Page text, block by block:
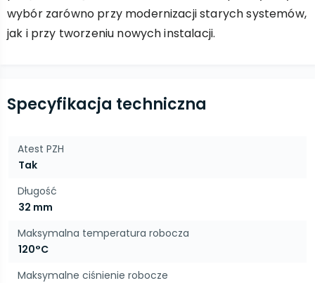
wybór zarówno przy modernizacji starych systemów,
jak i przy tworzeniu nowych instalacji.
Specyfikacja techniczna
Atest PZH
Tak
Długość
32 mm
Maksymalna temperatura robocza
120°C
Maksymalne ciśnienie robocze